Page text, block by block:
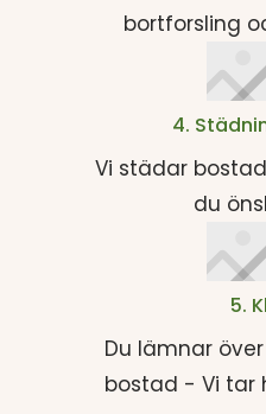
bortforsling
4.
Vi städar
du
5.
Du lämnar
bostad - Vi tar